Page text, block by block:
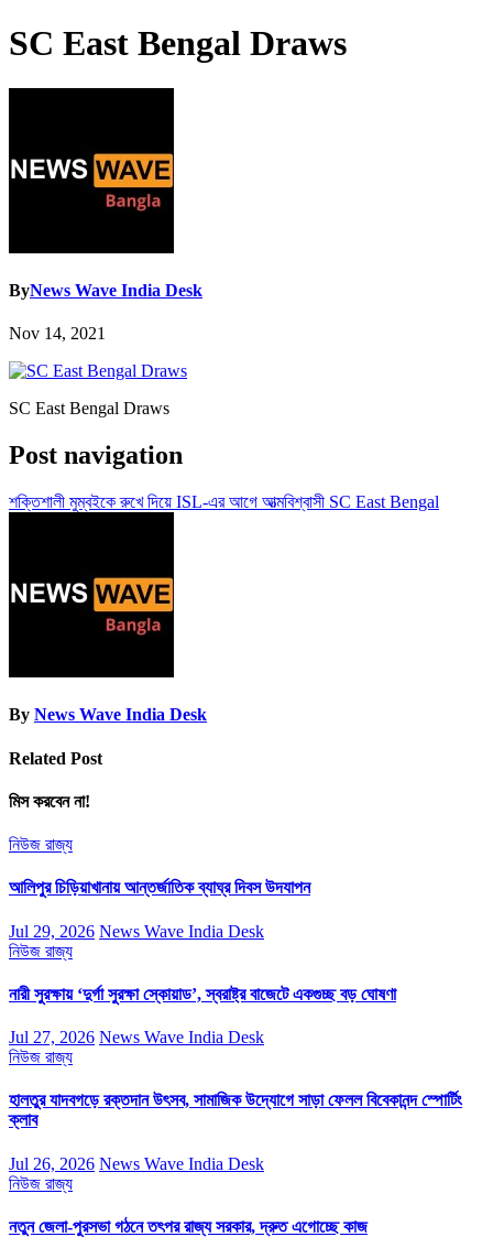
SC East Bengal Draws
ByNews Wave India Desk
Nov 14, 2021
SC East Bengal Draws
Post navigation
শক্তিশালী মুম্বইকে রুখে দিয়ে ISL-এর আগে আত্মবিশ্বাসী SC East Bengal
By News Wave India Desk
Related Post
মিস করবেন না!
নিউজ রাজ্য
আলিপুর চিড়িয়াখানায় আন্তর্জাতিক ব্যাঘ্র দিবস উদযাপন
Jul 29, 2026 News Wave India Desk
নিউজ রাজ্য
নারী সুরক্ষায় ‘দুর্গা সুরক্ষা স্কোয়াড’, স্বরাষ্ট্র বাজেটে একগুচ্ছ বড় ঘোষণা
Jul 27, 2026 News Wave India Desk
নিউজ রাজ্য
হালতুর যাদবগড়ে রক্তদান উৎসব, সামাজিক উদ্যোগে সাড়া ফেলল বিবেকানন্দ স্পোর্টিং
ক্লাব
Jul 26, 2026 News Wave India Desk
নিউজ রাজ্য
নতুন জেলা-পুরসভা গঠনে তৎপর রাজ্য সরকার, দ্রুত এগোচ্ছে কাজ